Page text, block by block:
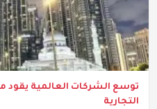
توسع الشركات العالمية يقود
التجارية